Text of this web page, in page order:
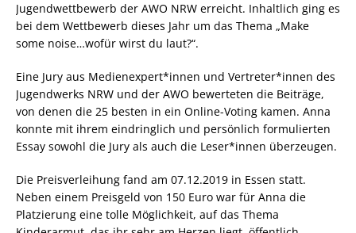
Jugendwettbewerb der AWO NRW erreicht. Inhaltlich ging es
bei dem Wettbewerb dieses Jahr um das Thema „Make
some noise…wofür wirst du laut?“.
Eine Jury aus Medienexpert*innen und Vertreter*innen des
Jugendwerks NRW und der AWO bewerteten die Beiträge,
von denen die 25 besten in ein Online-Voting kamen. Anna
konnte mit ihrem eindringlich und persönlich formulierten
Essay sowohl die Jury als auch die Leser*innen überzeugen.
Die Preisverleihung fand am 07.12.2019 in Essen statt.
Neben einem Preisgeld von 150 Euro war für Anna die
Platzierung eine tolle Möglichkeit, auf das Thema